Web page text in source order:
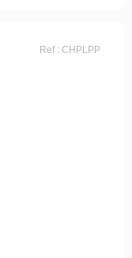
Ref : CHPLPP